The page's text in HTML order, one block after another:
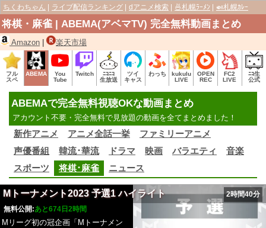
ちくわちゃん ライブ配信ランキング dアニメ検索 🍜札幌ﾗｰﾒﾝ 🍛札幌ｶﾚｰ
将棋・麻雀 | ABEMA(アベマTV) 完全無料動画まとめ
Amazon 楽天市場
フル
スペ
ABEMA
You
Tube
Twitch
ﾆｺﾆｺ
生放送
ツイ
キャス
わっち
kukulu
LIVE
OPEN
REC
FC2
LIVE
ﾆｺ生
公式
ABEMAで完全無料視聴OKな動画まとめ
アカウント不要・完全無料で見放題の動画を全てまとめました！
新作アニメ アニメ全話一挙
ファミリーアニメ
声優番組
韓流･華流 ドラマ 映画 バラエティ
音楽
スポーツ
将棋･麻雀 ニュース
Mトーナメント2023 予選1 ハイライト
2時間40分
無料公開:あと674日2時間
Mリーグ初の冠企画「Mトーナメン